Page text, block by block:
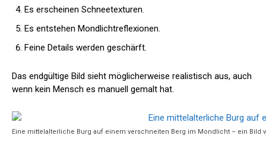
Es erscheinen Schneetexturen.
Es entstehen Mondlichtreflexionen.
Feine Details werden geschärft.
Das endgültige Bild sieht möglicherweise realistisch aus, auch
wenn kein Mensch es manuell gemalt hat.
Eine mittelalterliche Burg auf einem verschneiten Berg im Mondlicht – ein Bild